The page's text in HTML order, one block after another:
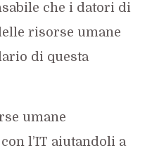
che i datori di
risorse umane
di questa
umane
l’IT aiutandoli a